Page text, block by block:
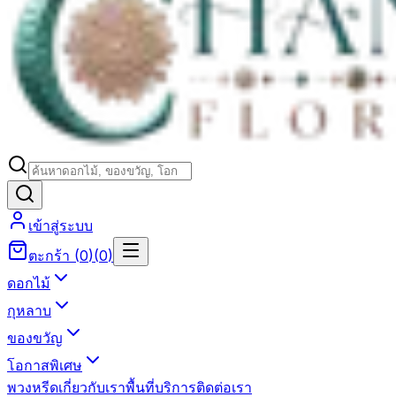
เข้าสู่ระบบ
ตะกร้า (0)(0)
ดอกไม้
กุหลาบ
ของขวัญ
โอกาสพิเศษ
พวงหรีดเกี่ยวกับเราพื้นที่บริการติดต่อเรา